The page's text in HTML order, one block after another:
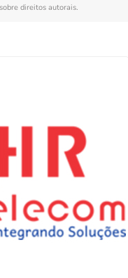
direitos autorais.